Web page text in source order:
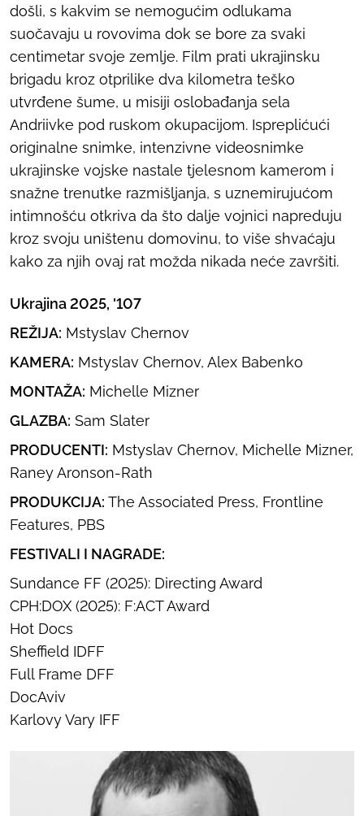
došli, s kakvim se nemogućim odlukama
suočavaju u rovovima dok se bore za svaki
centimetar svoje zemlje. Film prati ukrajinsku
brigadu kroz otprilike dva kilometra teško
utvrđene šume, u misiji oslobađanja sela
Andriivke pod ruskom okupacijom. Ispreplićući
originalne snimke, intenzivne videosnimke
ukrajinske vojske nastale tjelesnom kamerom i
snažne trenutke razmišljanja, s uznemirujućom
intimnošću otkriva da što dalje vojnici napreduju
kroz svoju uništenu domovinu, to više shvaćaju
kako za njih ovaj rat možda nikada neće završiti.
Ukrajina 2025, '107
REŽIJA: Mstyslav Chernov
KAMERA: Mstyslav Chernov, Alex Babenko
MONTAŽA: Michelle Mizner
GLAZBA: Sam Slater
PRODUCENTI: Mstyslav Chernov, Michelle Mizner,
Raney Aronson-Rath
PRODUKCIJA: The Associated Press, Frontline
Features, PBS
FESTIVALI I NAGRADE:
Sundance FF (2025): Directing Award
CPH:DOX (2025): F:ACT Award
Hot Docs
Sheffield IDFF
Full Frame DFF
DocAviv
Karlovy Vary IFF